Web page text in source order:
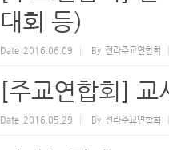
대회 등)
Date 2016.06.09 By 전라주교연합회
[주교연합회]
Date 2016.05.29 By 전라주교연합회